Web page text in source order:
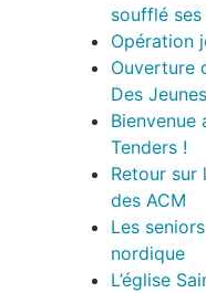
soufflé
Opération
Ouverture
Des Jeunes
Bienvenue
Tenders !
Retour sur
des ACM
Les
nordique
L’église